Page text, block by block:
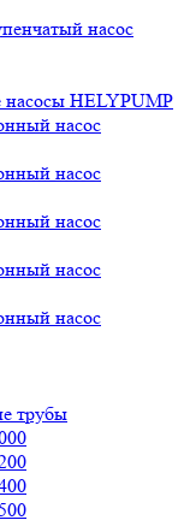
насос
HELYPUMP
насос
насос
насос
насос
насос
трубы